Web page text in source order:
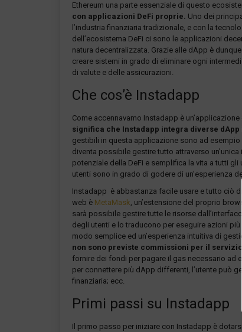
Ethereum una parte essenziale di questo
con applicazioni DeFi proprie. Uno dei
l’industria finanziaria tradizionale, e con la
dell’ecosistema DeFi ci sono le applicazioni
natura decentralizzata. Grazie alle dApp è
creare sistemi in grado di eliminare ogni
di valute e delle assicurazioni.
Che cos’è Instadapp
Come accennavamo Instadapp è
significa che Instadapp integra diverse
gestibili in questa applicazione sono ad
diventa possibile gestire tutto attraverso
potenziale della DeFi e semplifica la vita a tutti
utenti sono in grado di godere di un’esperienza
Instadapp è abbastanza facile usare e tutto ciò
web è MetaMask, un’estensione del proprio
sarà possibile gestire tutte le risorse
degli utenti e lo traducono per eseguire azioni
modo semplice ed un’esperienza intuitiva di
non sono previste commissioni per il servizio
fornire dei fondi per pagare il gas necessario ad
per connettere più dApp differenti, l’utente può
finanziaria; ecc.
Primi passi su Instadapp
Il primo passo per iniziare con Instadapp è